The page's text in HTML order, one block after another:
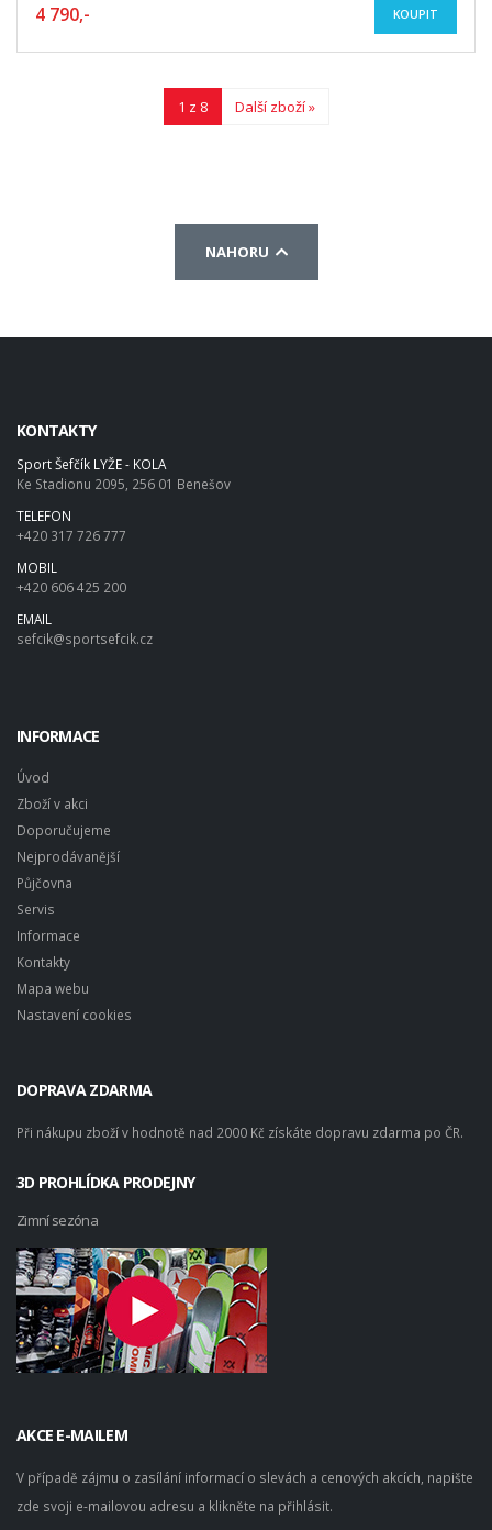
4 790,- KOUPIT
1 z 8 Další zboží »
NAHORU
KONTAKTY
Sport Šefčík LYŽE - KOLA
Ke Stadionu 2095, 256 01 Benešov
TELEFON
+420 317 726 777
MOBIL
+420 606 425 200
EMAIL
sefcik@sportsefcik.cz
INFORMACE
Úvod
Zboží v akci
Doporučujeme
Nejprodávanější
Půjčovna
Servis
Informace
Kontakty
Mapa webu
Nastavení cookies
DOPRAVA ZDARMA
Při nákupu zboží v hodnotě nad 2000 Kč získáte dopravu zdarma po ČR.
3D PROHLÍDKA PRODEJNY
Zimní sezóna
AKCE E-MAILEM
V případě zájmu o zasílání informací o slevách a cenových akcích, napište
zde svoji e-mailovou adresu a klikněte na přihlásit.